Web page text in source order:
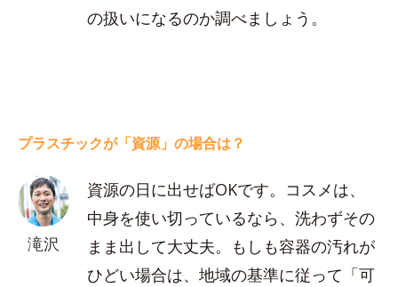
の扱いになるのか調べましょう。
プラスチックが「資源」の場合は？
滝沢
資源の日に出せばOKです。コスメは、
中身を使い切っているなら、洗わずその
まま出して大丈夫。もしも容器の汚れが
ひどい場合は、地域の基準に従って「可